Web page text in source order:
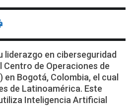
liderazgo en ciberseguridad
Centro de Operaciones de
en Bogotá, Colombia, el cual
de Latinoamérica. Este
Inteligencia Artificial